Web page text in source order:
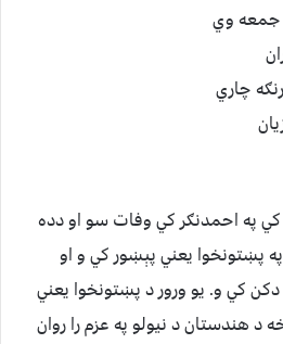
جمعه وي
چاري
په كال (1118هـ) كي په احمدنګر كي وفات سو او دده
پښتونخوا يعني پېښور كي و او
كي و. يو ورور د پښتونخوا يعني
هندستان د نيولو په عزم را روان